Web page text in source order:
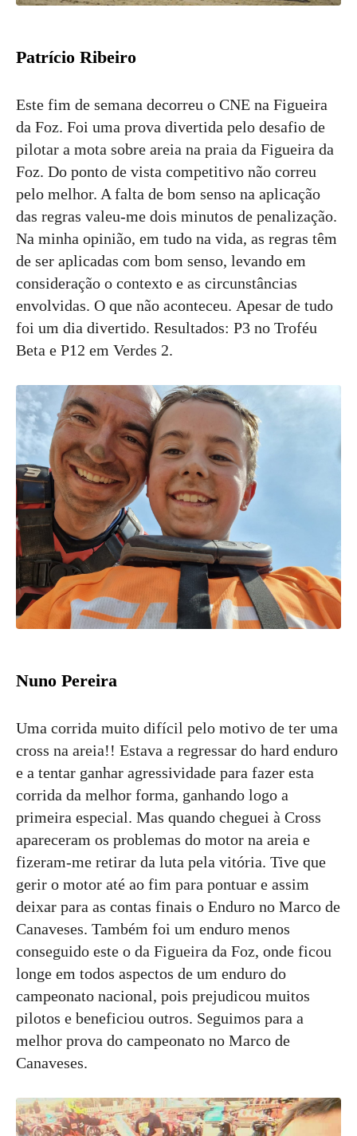
Patrício Ribeiro
Este fim de semana decorreu o CNE na Figueira
da Foz. Foi uma prova divertida pelo desafio de
pilotar a mota sobre areia na praia da Figueira da
Foz. Do ponto de vista competitivo não correu
pelo melhor. A falta de bom senso na aplicação
das regras valeu-me dois minutos de penalização.
Na minha opinião, em tudo na vida, as regras têm
de ser aplicadas com bom senso, levando em
consideração o contexto e as circunstâncias
envolvidas. O que não aconteceu. Apesar de tudo
foi um dia divertido. Resultados: P3 no Troféu
Beta e P12 em Verdes 2.
Nuno Pereira
Uma corrida muito difícil pelo motivo de ter uma
cross na areia!! Estava a regressar do hard enduro
e a tentar ganhar agressividade para fazer esta
corrida da melhor forma, ganhando logo a
primeira especial. Mas quando cheguei à Cross
apareceram os problemas do motor na areia e
fizeram-me retirar da luta pela vitória. Tive que
gerir o motor até ao fim para pontuar e assim
deixar para as contas finais o Enduro no Marco de
Canaveses. Também foi um enduro menos
conseguido este o da Figueira da Foz, onde ficou
longe em todos aspectos de um enduro do
campeonato nacional, pois prejudicou muitos
pilotos e beneficiou outros. Seguimos para a
melhor prova do campeonato no Marco de
Canaveses.